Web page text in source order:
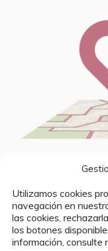
Utilizamos cookies
navegación en
las cookies,
los botones
información, consulte
Allí donde
camino a la